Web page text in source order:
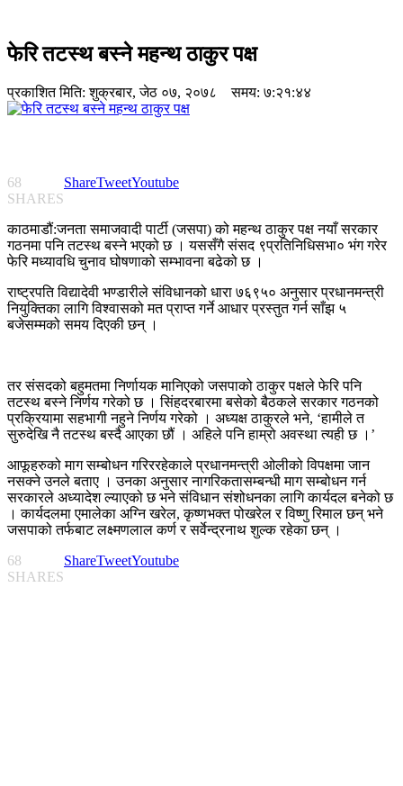
फेरि तटस्थ बस्ने महन्थ ठाकुर पक्ष
प्रकाशित मिति:शुक्रबार, जेठ ०७, २०७८ समय: ७:२१:४४
68
SHARES
ShareTweetYoutube
काठमाडौं:जनता समाजवादी पार्टी (जसपा) को महन्थ ठाकुर पक्ष नयाँ सरकार
गठनमा पनि तटस्थ बस्ने भएको छ । यससँगै संसद ९प्रतिनिधिसभा० भंग गरेर
फेरि मध्यावधि चुनाव घोषणाको सम्भावना बढेको छ ।
राष्ट्रपति विद्यादेवी भण्डारीले संविधानको धारा ७६९५० अनुसार प्रधानमन्त्री
नियुक्तिका लागि विश्वासको मत प्राप्त गर्ने आधार प्रस्तुत गर्न साँझ ५
बजेसम्मको समय दिएकी छन् ।
तर संसदको बहुमतमा निर्णायक मानिएको जसपाको ठाकुर पक्षले फेरि पनि
तटस्थ बस्ने निर्णय गरेको छ । सिंहदरबारमा बसेको बैठकले सरकार गठनको
प्रक्रियामा सहभागी नहुने निर्णय गरेको । अध्यक्ष ठाकुरले भने, ‘हामीले त
सुरुदेखि नै तटस्थ बस्दै आएका छौं । अहिले पनि हाम्रो अवस्था त्यही छ ।’
आफूहरुको माग सम्बोधन गरिररहेकाले प्रधानमन्त्री ओलीको विपक्षमा जान
नसक्ने उनले बताए । उनका अनुसार नागरिकतासम्बन्धी माग सम्बोधन गर्न
सरकारले अध्यादेश ल्याएको छ भने संविधान संशोधनका लागि कार्यदल बनेको छ
। कार्यदलमा एमालेका अग्नि खरेल, कृष्णभक्त पोखरेल र विष्णु रिमाल छन् भने
जसपाको तर्फबाट लक्ष्मणलाल कर्ण र सर्वेन्द्रनाथ शुल्क रहेका छन् ।
68
SHARES
ShareTweetYoutube